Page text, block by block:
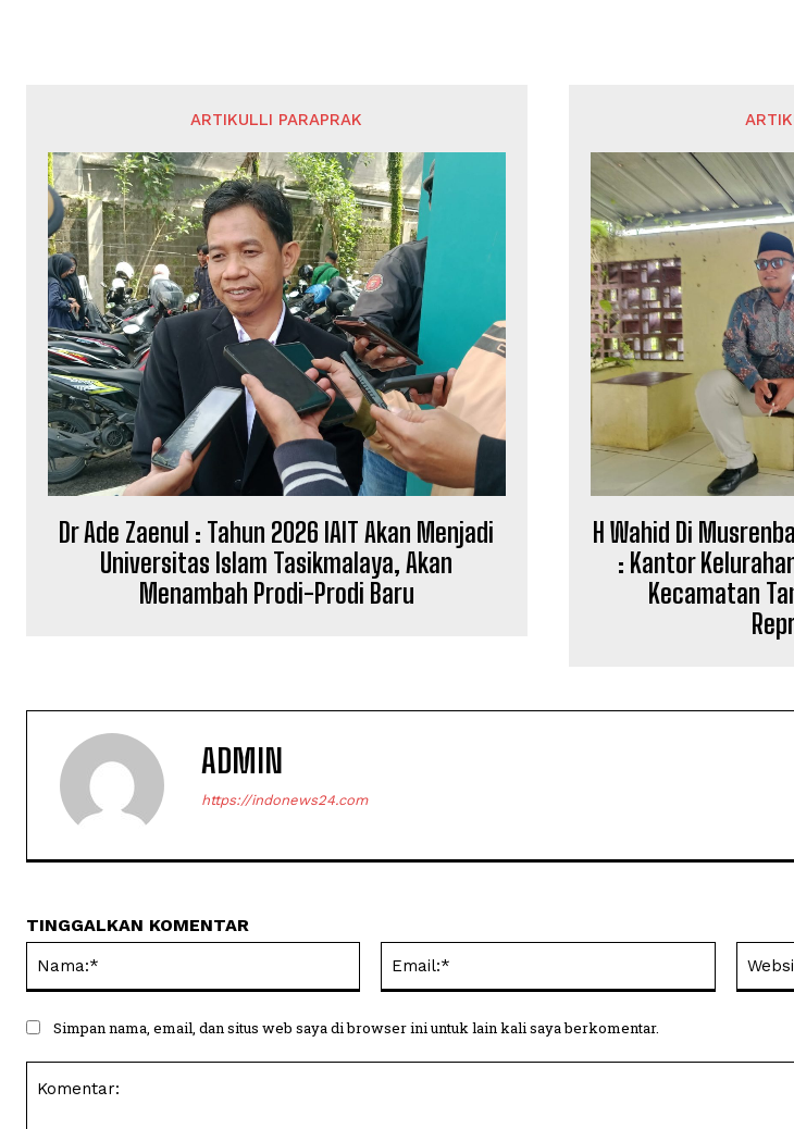
ARTIKULLI PARAPRAK
Dr Ade Zaenul : Tahun 2026 IAIT Akan Menjadi
Universitas Islam Tasikmalaya, Akan
Menambah Prodi-Prodi Baru
H Wahid Di
: Kantor
Kecamatan
ADMIN
https://indonews24.com
TINGGALKAN KOMENTAR
Simpan nama, email, dan situs web saya di browser ini untuk lain kali saya berkomentar.